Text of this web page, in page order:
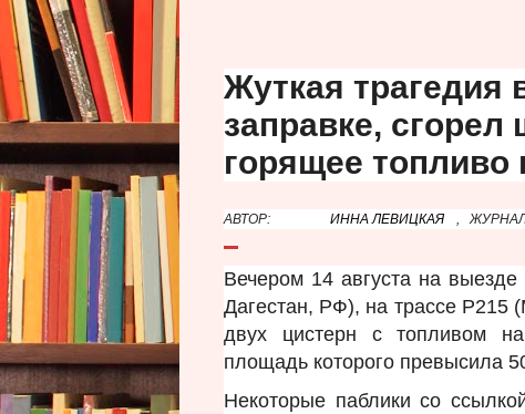
Жуткая
заправке,
горящее
АВТОР: ИННА ЛЕВИЦКАЯ ,
Вечером 14 августа на
Дагестан, РФ), на трассе Р215
двух цистерн с топливом
площадь которого превысила
Некоторые паблики со